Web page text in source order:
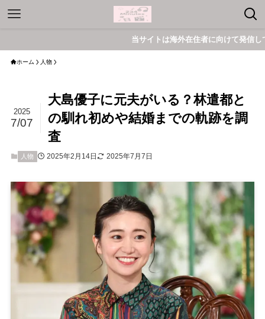
当サイトは海外在住者に向けて発信しています
ホーム 人物
大島優子に元夫がいる？林遣都と
の馴れ初めや結婚までの軌跡を調
査
2025
7/07
人物 2025年2月14日 2025年7月7日